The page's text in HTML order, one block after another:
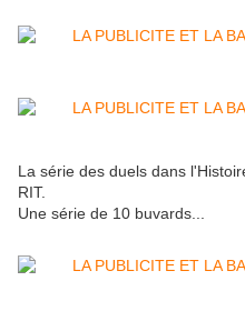
La série des duels dans
RIT.
Une série de 10 buvards...